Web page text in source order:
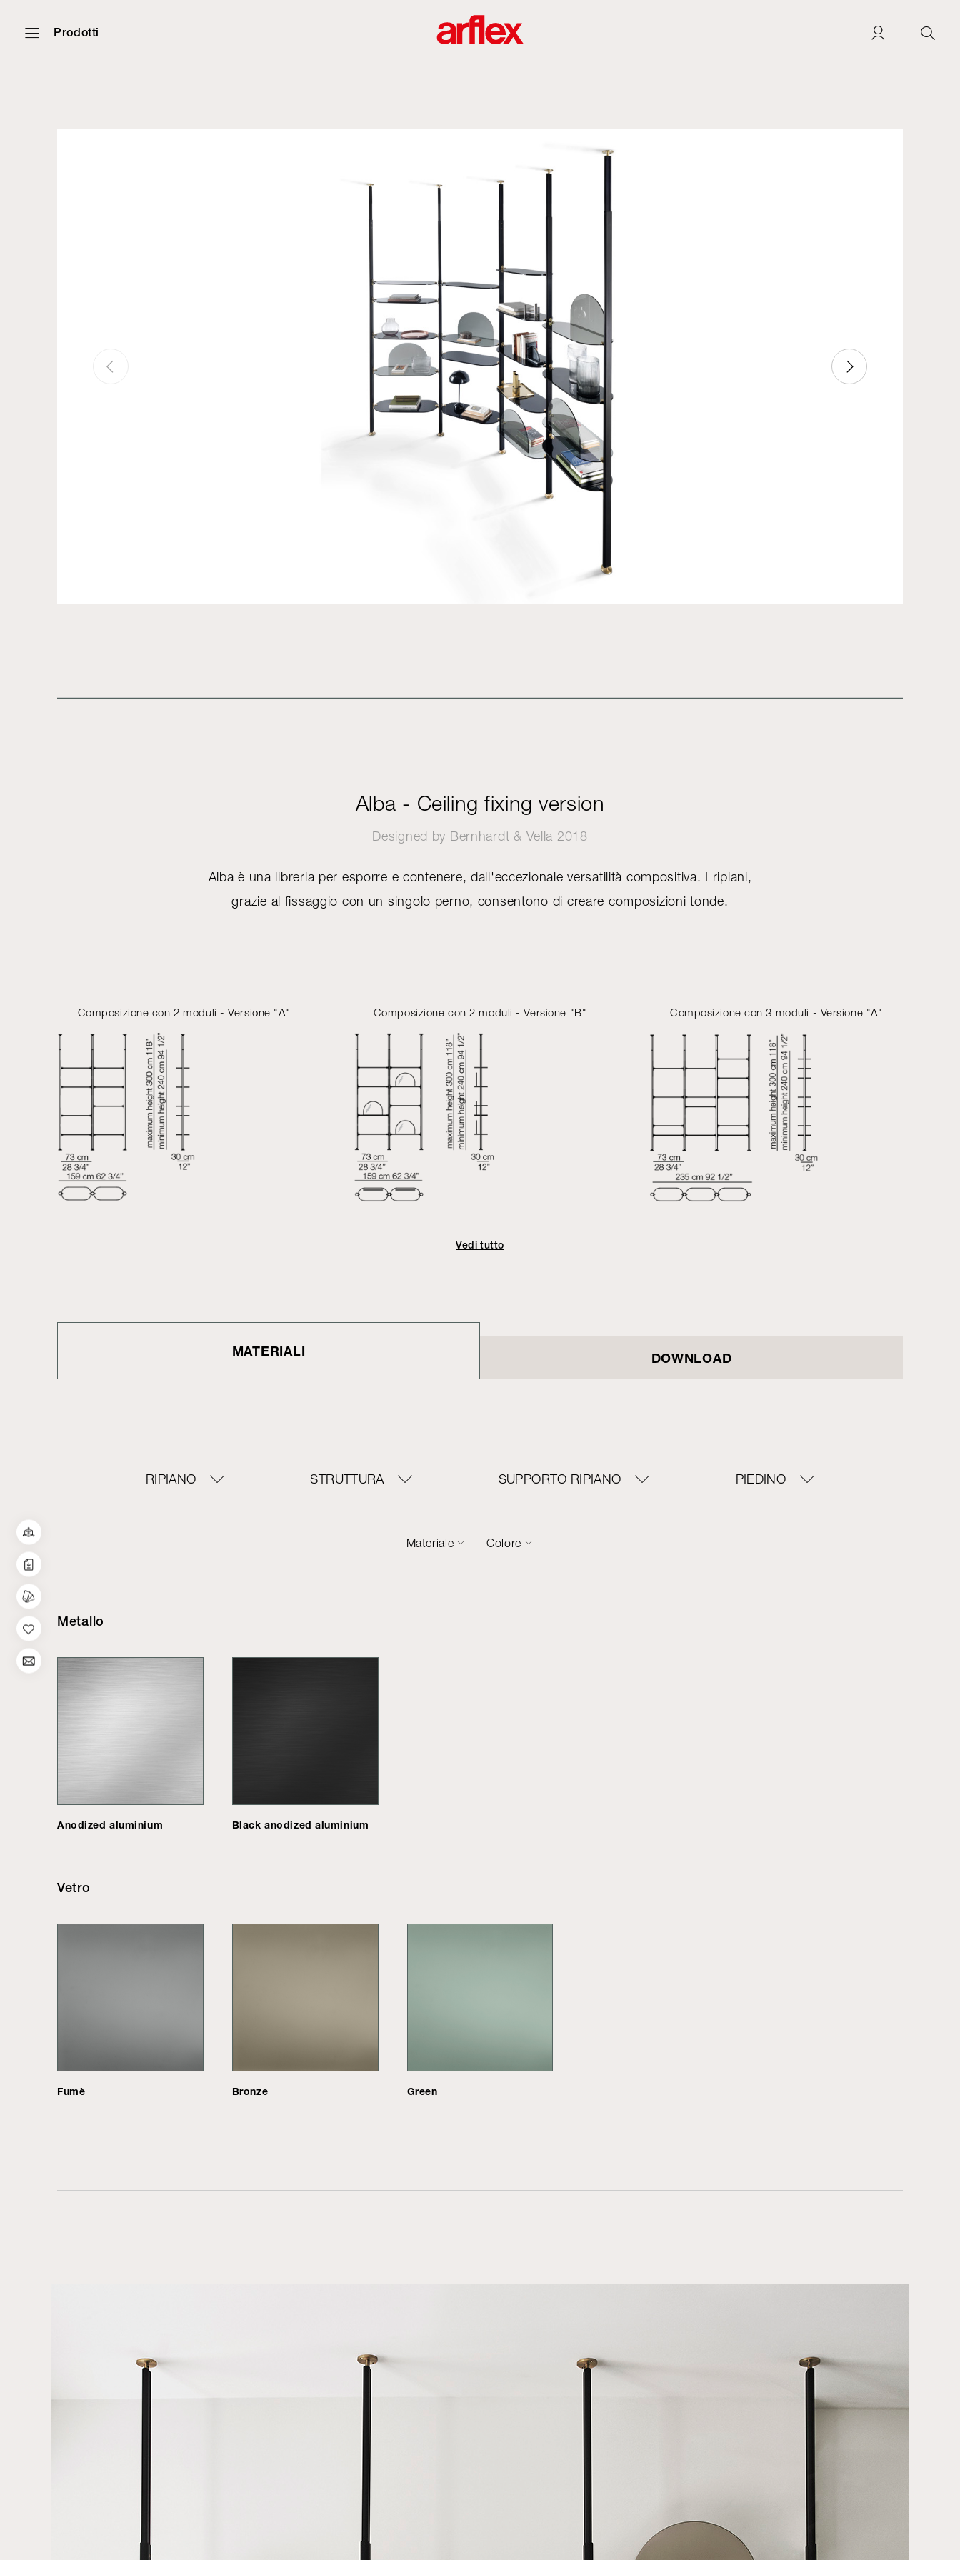
Prodotti
Alba - Ceiling fixing version
Designed by Bernhardt & Vella 2018
Alba è una libreria per esporre e contenere, dall'eccezionale versatilità compositiva. I ripiani,
grazie al fissaggio con un singolo perno, consentono di creare composizioni tonde.
Composizione con 2 moduli - Versione "A" Composizione con 2 moduli - Versione "B" Composizione con 3 moduli - Versione "A"
Vedi tutto
MATERIALI DOWNLOAD
RIPIANO STRUTTURA SUPPORTO RIPIANO PIEDINO
Materiale Colore
Metallo
Anodized aluminium Black anodized aluminium
Vetro
Fumè Bronze Green